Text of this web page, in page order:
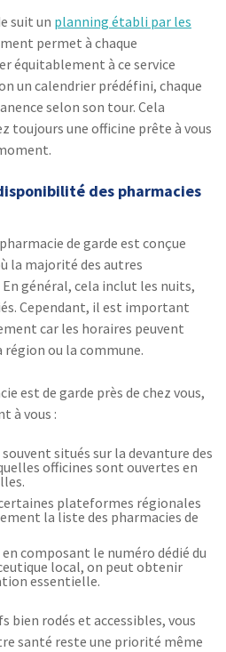
suit un planning établi par les
permet à chaque
équitablement à ce service
un calendrier prédéfini, chaque
selon son tour. Cela
toujours une officine prête à vous
des pharmacies
de garde est conçue
la majorité des autres
général, cela inclut les nuits,
Cependant, il est important
car les horaires peuvent
ou la commune.
est de garde près de chez vous,
à vous :
souvent situés sur la devanture des
officines sont ouvertes en
plateformes régionales
la liste des pharmacies de
en composant le numéro dédié du
local, on peut obtenir
essentielle.
bien rodés et accessibles, vous
santé reste une priorité même